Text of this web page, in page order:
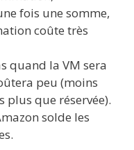
fois une somme,
coûte très
quand la VM sera
peu (moins
plus que réservée).
solde les